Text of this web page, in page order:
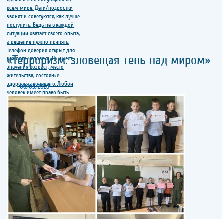
«Терроризм: зловещая тень над миром»
06/05/2026